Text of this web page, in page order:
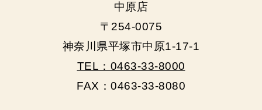
中原店
〒254-0075
神奈川県平塚市中原1-17-1
TEL：0463-33-8000
FAX：0463-33-8080